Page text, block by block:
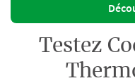
Testez